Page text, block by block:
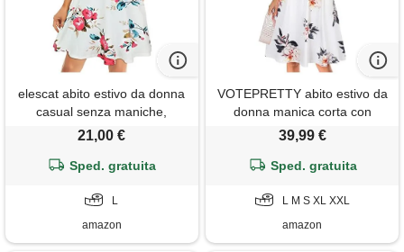
elescat abito estivo da donna
casual senza maniche,
prendisole da spiaggia, abito
morbido con tasche, l
21,00 €
Sped. gratuita
L
amazon
VOTEPRETTY abito estivo da
donna manica corta con
scollo a v e avvolgente abito
39,99 €
Sped. gratuita
L M S XL XXL
amazon